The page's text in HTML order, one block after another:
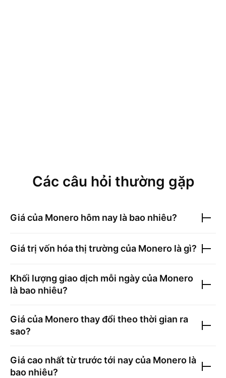
Các câu hỏi thường gặp
Giá của Monero hôm nay là bao nhiêu?
Giá trị vốn hóa thị trường của Monero là gì?
Khối lượng giao dịch mỗi ngày của Monero
là bao nhiêu?
Giá của Monerothay đổi theo thời gian ra
sao?
Giá cao nhất từ trước tới nay của Monero là
bao nhiêu?